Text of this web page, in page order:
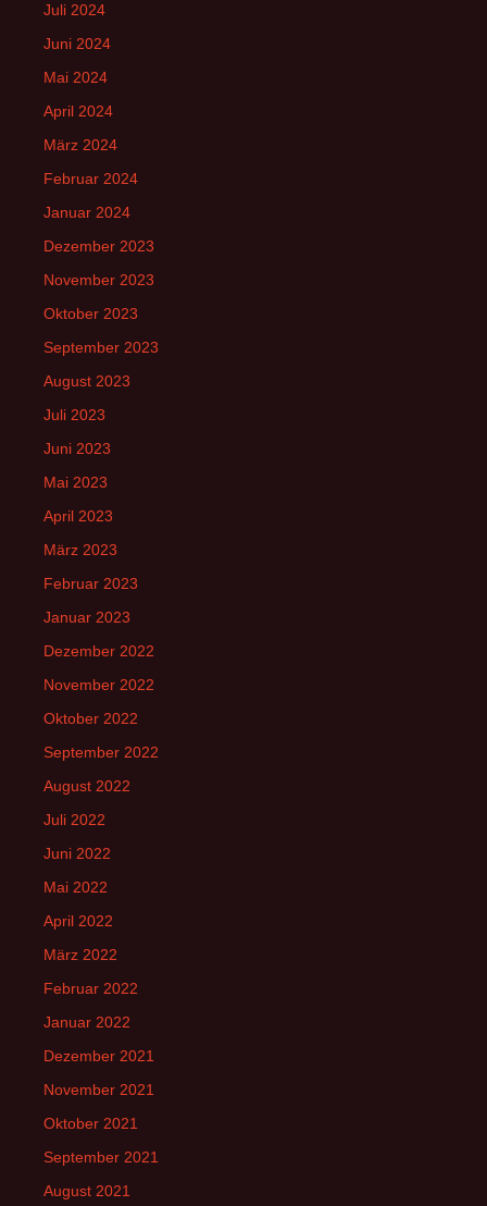
Juli 2024
Juni 2024
Mai 2024
April 2024
März 2024
Februar 2024
Januar 2024
Dezember 2023
November 2023
Oktober 2023
September 2023
August 2023
Juli 2023
Juni 2023
Mai 2023
April 2023
März 2023
Februar 2023
Januar 2023
Dezember 2022
November 2022
Oktober 2022
September 2022
August 2022
Juli 2022
Juni 2022
Mai 2022
April 2022
März 2022
Februar 2022
Januar 2022
Dezember 2021
November 2021
Oktober 2021
September 2021
August 2021